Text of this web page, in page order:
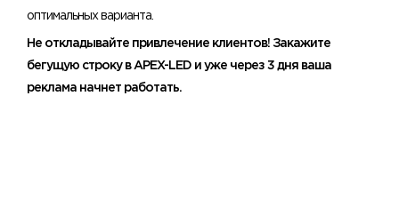
оптимальных варианта.
Не откладывайте привлечение клиентов! Закажите
бегущую строку в APEX-LED и уже через 3 дня ваша
реклама начнет работать.